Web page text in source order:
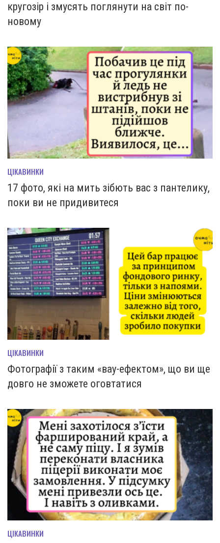
кругозір і змусять поглянути на світ по-
новому
ЦІКАВИНКИ
17 фото, які на мить зiбють вас з пантелику,
поки ви не придивитеся
ЦІКАВИНКИ
Фотографії з таким «вау-ефектом», що ви ще
довго не зможете оговтатися
ЦІКАВИНКИ